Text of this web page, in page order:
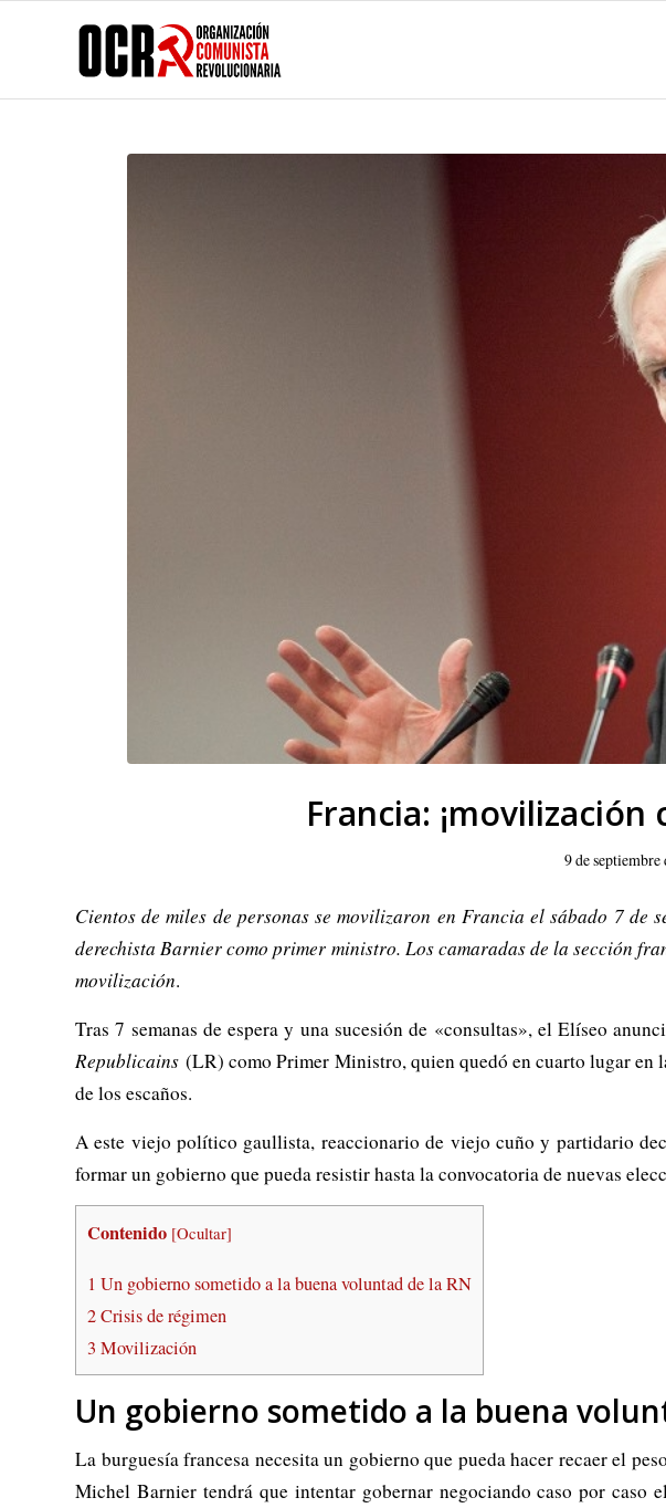
Francia:
9 de septiembre
Cientos de miles de personas se movilizaron en Francia el sábado 7
derechista Barnier como primer ministro. Los camaradas de la sección
movilización.
Tras 7 semanas de espera y una sucesión de «consultas», el Elíseo
Republicains(LR) como Primer Ministro, quien quedó en cuarto lugar en
de los escaños.
A este viejo político gaullista, reaccionario de viejo cuño y partidario
formar un gobierno que pueda resistir hasta la convocatoria de nuevas
Contenido [Ocultar]
1 Un gobierno sometido a la buena voluntad de la RN
2Crisis de régimen
3 Movilización
Un gobierno sometido a la buena
La burguesía francesa necesita un gobierno que pueda hacer recaer el
Michel Barnier tendrá que intentar gobernar negociando caso por